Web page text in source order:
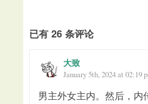
已有 26 条评论
大致
January 5th, 2024 at 02:19
男主外女主内。然后，内